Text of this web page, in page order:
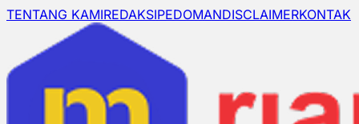
TENTANG KAMIREDAKSIPEDOMANDISCLAIMERKONTAK